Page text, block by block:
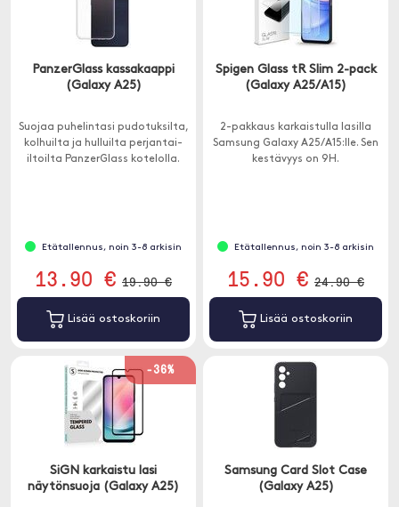
PanzerGlass kassakaappi
(Galaxy A25)
Suojaa puhelintasi pudotuksilta,
kolhuilta ja hulluilta perjantai-
iltoilta PanzerGlass kotelolla.
Etätallennus, noin 3-8 arkisin
13.90 € 19.90 €
Lisää ostoskoriin
Spigen Glass tR Slim 2-pack
(Galaxy A25/A15)
2-pakkaus karkaistulla lasilla
Samsung Galaxy A25/A15:lle. Sen
kestävyys on 9H.
Etätallennus, noin 3-8 arkisin
15.90 € 24.90 €
Lisää ostoskoriin
-36%
SiGN karkaistu lasi
näytönsuoja (Galaxy A25)
Samsung Card Slot Case
(Galaxy A25)